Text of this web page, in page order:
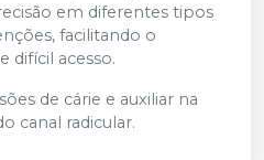
em diferentes tipos
facilitando o
difícil acesso.
de cárie e auxiliar na
canal radicular.